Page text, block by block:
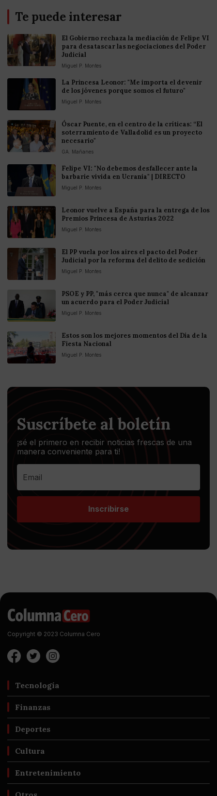
Te puede interesar
El Gobierno rechaza la mediación de Felipe VI
para desatascar las negociaciones del Poder
Judicial
Miguel P. Montes
La Princesa Leonor: "Me importa el devenir
de los jóvenes porque somos el futuro"
Miguel P. Montes
Óscar Puente, en el centro de la críticas: “El
soterramiento de Valladolid es un proyecto
necesario"
GA. Mañanes
Felipe VI: "No debemos desfallecer ante la
barbarie vivida en Ucrania" | DIRECTO
Miguel P. Montes
Leonor vuelve a España para la entrega de los
Premios Princesa de Asturias 2022
Miguel P. Montes
El PP vuela por los aires el pacto del Poder
Judicial por la reforma del delito de sedición
Miguel P. Montes
PSOE y PP, "más cerca que nunca" de alcanzar
un acuerdo para el Poder Judicial
Miguel P. Montes
Estos son los mejores momentos del Día de la
Fiesta Nacional
Miguel P. Montes
Suscríbete al boletín
¡sé el primero en recibir noticias frescas de una
manera conveniente para ti!
Inscribirse
Copyright © 2023 Columna Cero
Tecnología
Finanzas
Deportes
Cultura
Entretenimiento